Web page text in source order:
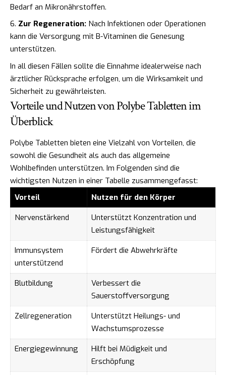
Bedarf an Mikronährstoffen.
Zur Regeneration: Nach Infektionen oder Operationen
kann die Versorgung mit B-Vitaminen die Genesung
unterstützen.
In all diesen Fällen sollte die Einnahme idealerweise nach
ärztlicher Rücksprache erfolgen, um die Wirksamkeit und
Sicherheit zu gewährleisten.
Vorteile und Nutzen von Polybe Tabletten im
Überblick
Polybe Tabletten bieten eine Vielzahl von Vorteilen, die
sowohl die Gesundheit als auch das allgemeine
Wohlbefinden unterstützen. Im Folgenden sind die
wichtigsten Nutzen in einer Tabelle zusammengefasst:
Vorteil
Nutzen für den Körper
Nervenstärkend
Unterstützt Konzentration und
Leistungsfähigkeit
Immunsystem
unterstützend
Fördert die Abwehrkräfte
Blutbildung
Verbessert die
Sauerstoffversorgung
Zellregeneration
Unterstützt Heilungs- und
Wachstumsprozesse
Energiegewinnung
Hilft bei Müdigkeit und
Erschöpfung